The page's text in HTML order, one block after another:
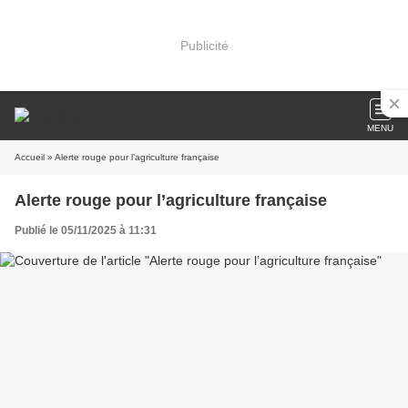
Publicité
MENU
Accueil » Alerte rouge pour l’agriculture française
Alerte rouge pour l’agriculture française
Publié le 05/11/2025 à 11:31